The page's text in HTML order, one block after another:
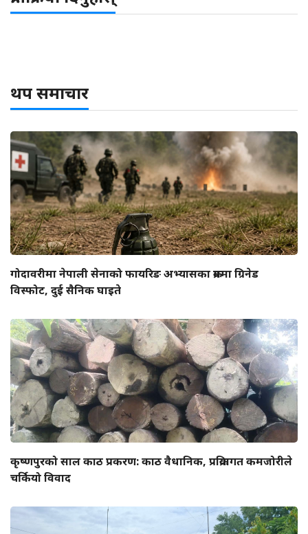
थप समाचार
गोदावरीमा नेपाली सेनाको फायरिङ अभ्यासका क्रममा ग्रिनेड
विस्फोट, दुई सैनिक घाइते
कृष्णपुरको साल काठ प्रकरण: काठ वैधानिक, प्रक्रियागत कमजोरीले
चर्कियो विवाद